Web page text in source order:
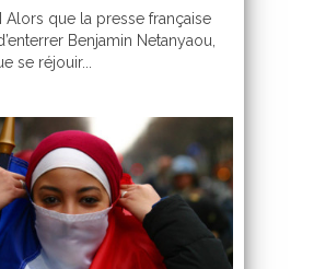
Alors que la presse française
Benjamin Netanyaou,
se réjouir...